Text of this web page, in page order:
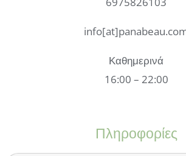
Καθημερινά
16:00 – 22:00
Πληροφορίες